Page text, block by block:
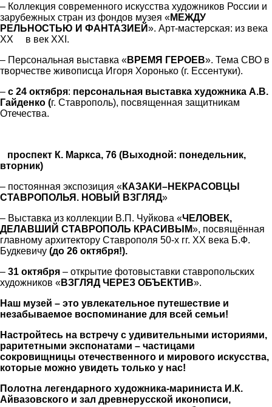
– Коллекция современного искусства художников России и
зарубежных стран из фондов музея «МЕЖДУ
РЕЛЬНОСТЬЮ И ФАНТАЗИЕЙ». Арт-мастерская: из века
XX в век XXI.
– Персональная выставка «ВРЕМЯ ГЕРОЕВ». Тема СВО в
творчестве живописца Игоря Хоронько (г. Ессентуки).
– c 24 октября: персональная выставка художника А.В.
Гайденко (г. Ставрополь), посвященная защитникам
Отечества.
проспект К. Маркса, 76 (Выходной: понедельник,
вторник)
– постоянная экспозиция «КАЗАКИ–НЕКРАСОВЦЫ
СТАВРОПОЛЬЯ. НОВЫЙ ВЗГЛЯД»
– Выставка из коллекции В.П. Чуйкова «ЧЕЛОВЕК,
ДЕЛАВШИЙ СТАВРОПОЛЬ КРАСИВЫМ», посвящённая
главному архитектору Ставрополя 50-х гг. XX века Б.Ф.
Будкевичу (до 26 октября!).
– 31 октября – открытие фотовыставки ставропольских
художников «ВЗГЛЯД ЧЕРЕЗ ОБЪЕКТИВ».
Наш музей – это увлекательное путешествие и
незабываемое воспоминание для всей семьи!
Настройтесь на встречу с удивительными историями,
раритетными экспонатами – частицами
сокровищницы отечественного и мирового искусства,
которые можно увидеть только у нас!
Полотна легендарного художника-мариниста И.К.
Айвазовского и зал древнерусской иконописи,